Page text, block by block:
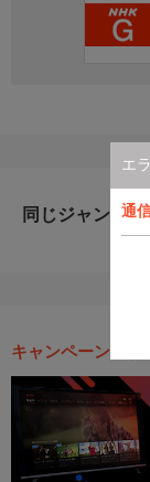
エ
通
同じジャンル
キャンペーン・お